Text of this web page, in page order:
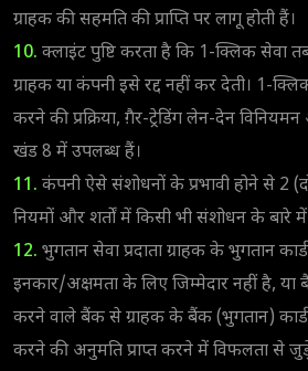
ग्राहक की सहमति की प्राप्ति पर लागू होती हैं।
10. क्लाइंट पुष्टि करता है कि 1-क्लिक सेवा
ग्राहक या कंपनी इसे रद्द नहीं कर देती। 1-
करने की प्रक्रिया, ग़ैर-ट्रेडिंग लेन-देन
खंड 8 में उपलब्ध हैं।
11. कंपनी ऐसे संशोधनों के प्रभावी होने से 2
नियमों और शर्तों में किसी भी संशोधन के बारे
12. भुगतान सेवा प्रदाता ग्राहक के भुगतान
इनकार/अक्षमता के लिए जिम्मेदार नहीं है, या
करने वाले बैंक से ग्राहक के बैंक (भुगतान)
करने की अनुमति प्राप्त करने में विफलता से